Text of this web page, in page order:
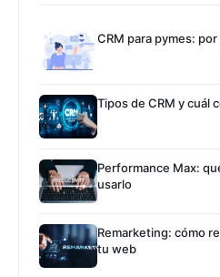
CRM para pymes:
Tipos de CRM y cuál
Performance Max:
usarlo
Remarketing: cómo
tu web